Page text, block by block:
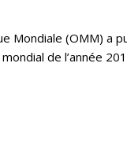
Mondiale (OMM) a
de l’année